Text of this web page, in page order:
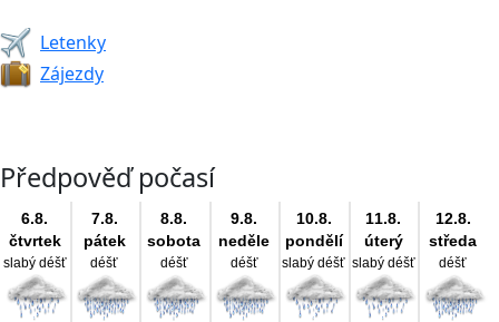
Letenky
Zájezdy
Předpověď počasí
6.8.
čtvrtek
slabý déšť
7.8.
pátek
déšť
8.8.
sobota
déšť
9.8.
neděle
déšť
10.8.
pondělí
slabý déšť
11.8.
úterý
slabý déšť
12.8.
středa
déšť